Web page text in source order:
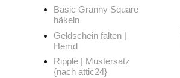
Basic Granny Square
häkeln
Geldschein falten |
Hemd
Ripple | Mustersatz
{nach attic24}